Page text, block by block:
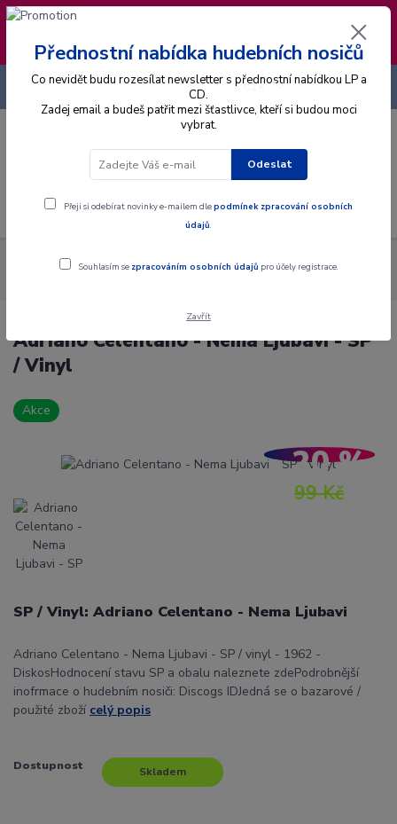
❣️ Od 4.8. do 13.8. čerpám dovolenou. Datum
expedice objednávek se posouvá na pátek
14.8.2026 🐋
Menu
CZK
+420 725 736 293
Alba Gramodesky
Adriano Celentano - Nema Ljubavi - SP /
Adriano Celentano - Nema Ljubavi - SP
/ Vinyl
Akce
99 Kč
- 20 %
SP / Vinyl: Adriano Celentano - Nema Ljubavi
Adriano Celentano - Nema Ljubavi - SP / vinyl - 1962 -
DiskosHodnocení stavu SP a obalu naleznete zdePodrobnější
inofrmace o hudebním nosiči: Discogs IDJedná se o bazarové /
použité zboží celý popis
Dostupnost Skladem
Přednostní nabídka hudebních nosičů
Co nevidět budu rozesílat newsletter s přednostní nabídkou LP a
CD.
Zadej email a budeš patřit mezi šťastlivce, kteří si budou moci
vybrat.
Odeslat
Přeji si odebírat novinky e-mailem dlepodmínek zpracování osobních
údajů.
Souhlasím se zpracováním osobních údajů pro účely registrace.
Zavřít